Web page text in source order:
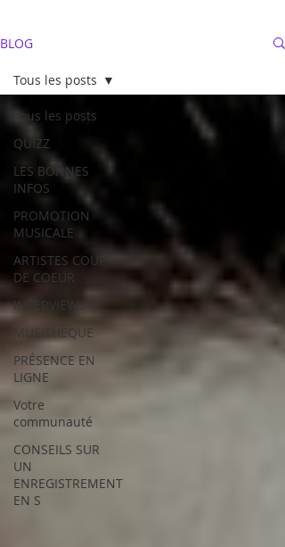
BLOG
Tous les posts
QUIZZ
LES BONNES
INFOS
PROMOTION
MUSICALE
ARTISTES COUP
DE COEUR
INTERVIEWS
MUSITHÈQUE
PRÉSENCE EN
LIGNE
Votre
communauté
CONSEILS SUR
UN
ENREGISTREMENT
EN S
Tous les posts